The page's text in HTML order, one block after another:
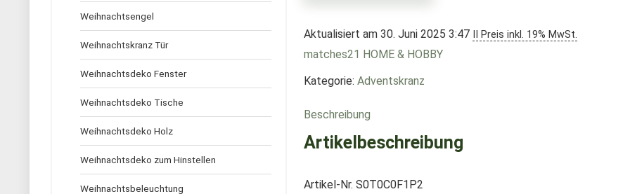
Aktualisiert am 30. Juni 2025 3:47 II Preis inkl. 19% MwSt.
matches21 HOME & HOBBY
Kategorie: Adventskranz
Beschreibung
Artikelbeschreibung
Artikel-Nr. S0T0C0F1P2
Weihnachtsengel
Weihnachtskranz Tür
Weihnachtsdeko Fenster
Weihnachtsdeko Tische
Weihnachtsdeko Holz
Weihnachtsdeko zum Hinstellen
Weihnachtsbeleuchtung